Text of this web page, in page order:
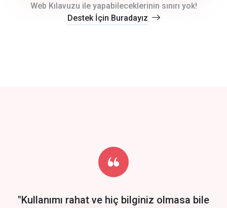
Start by trying our service for 30 days free trial no credit card
required.
Web Kılavuzu ile yapabileceklerinin sınırı yok!
Destek İçin Buradayız
"Kullanımı rahat ve hiç bilginiz olmasa bile